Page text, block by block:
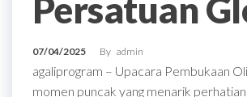
Persatuan
07/04/2025 By admin
agaliprogram – Upacara Pembukaan
momen puncak yang menarik